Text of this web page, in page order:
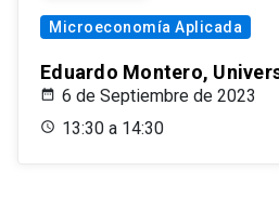
Microeconomía Aplicada
Eduardo Montero,
6 de Septiembre de 2023
13:30 a 14:30